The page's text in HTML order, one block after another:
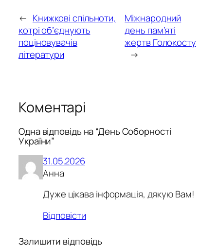
← Книжкові спільноти,
котрі обʼєднують
поціновувачів
літератури
Міжнародний
день пам’яті
жертв Голокосту
→
Коментарі
Одна відповідь на “День Соборності
України”
31.05.2026
Анна
Дуже цікава інформація, дякую Вам!
Відповісти
Залишити відповідь